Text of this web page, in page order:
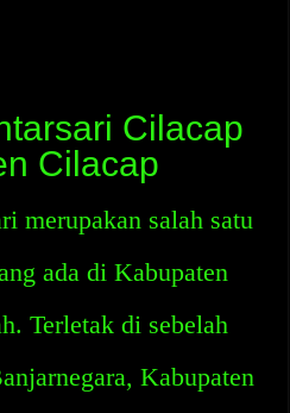
Cilacap
Cilacap
merupakan salah satu
ada di Kabupaten
Terletak di sebelah
Kabupaten